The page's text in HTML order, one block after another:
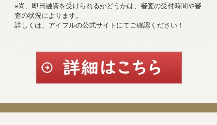
※尚、即日融資を受けられるかどうかは、審査の受付時間や審
査の状況によります。
詳しくは、アイフルの公式サイトにてご確認ください！